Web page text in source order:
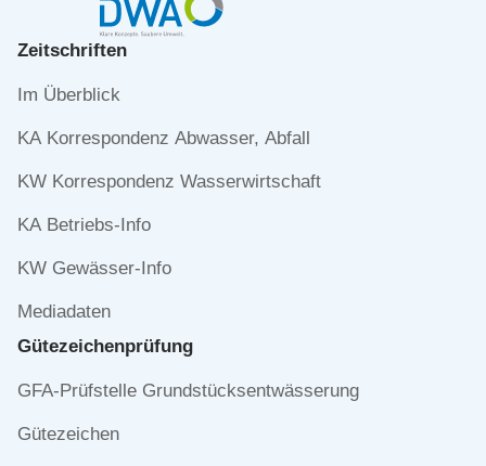
Zeitschriften
Navigation
Im Überblick
KA Korrespondenz Abwasser, Abfall
KW Korrespondenz Wasserwirtschaft
KA Betriebs-Info
KW Gewässer-Info
Mediadaten
Gütezeichen­prüfung
Navigation
GFA-Prüfstelle Grundstücksentwässerung
Gütezeichen